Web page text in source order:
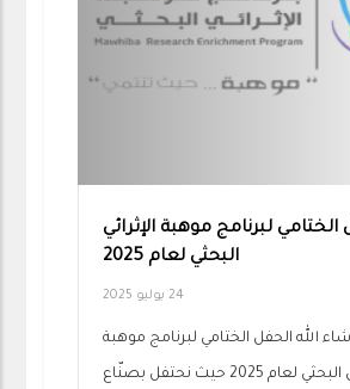
الختامي لبرنامج موهبة الإثرائي
البحثي لعام 2025
24 يوليو 2025
الله الحفل الختامي لبرنامج موهبة
الإثرائي البحثي لعام 2025 حيث نحتفل بصنّاع